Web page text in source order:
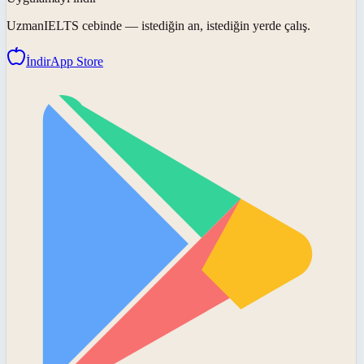
UzmanIELTS cebinde — istediğin an, istediğin yerde çalış.
İndirApp Store